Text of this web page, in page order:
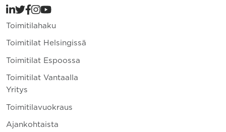
Toimitilahaku
Toimitilat Helsingissä
Toimitilat Espoossa
Toimitilat Vantaalla
Yritys
Toimitilavuokraus
Ajankohtaista